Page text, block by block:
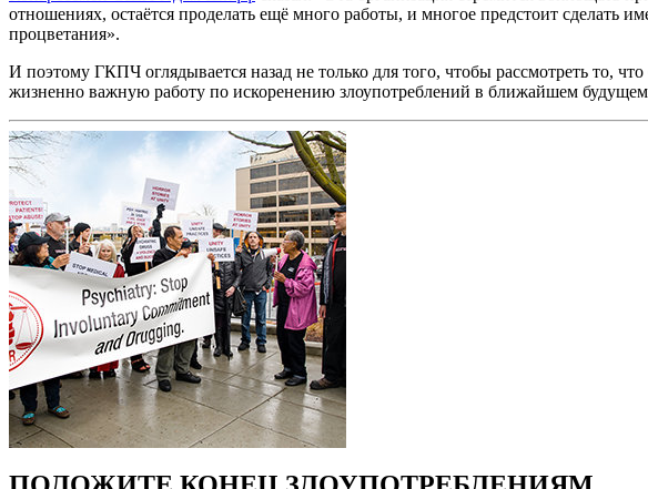
отношениях, остаётся проделать ещё много работы, и многое предстоит
процветания».
И поэтому ГКПЧ оглядывается назад не только для того, чтобы рассмотреть то,
жизненно важную работу по искоренению злоупотреблений в ближайшем